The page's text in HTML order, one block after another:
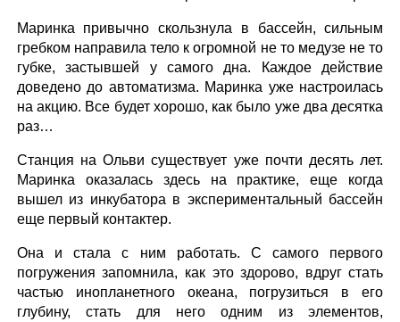
Маринка привычно скользнула в бассейн, сильным
гребком направила тело к огромной не то медузе не то
губке, застывшей у самого дна. Каждое действие
доведено до автоматизма. Маринка уже настроилась
на акцию. Все будет хорошо, как было уже два десятка
раз…
Станция на Ольви существует уже почти десять лет.
Маринка оказалась здесь на практике, еще когда
вышел из инкубатора в экспериментальный бассейн
еще первый контактер.
Она и стала с ним работать. С самого первого
погружения запомнила, как это здорово, вдруг стать
частью инопланетного океана, погрузиться в его
глубину, стать для него одним из элементов,